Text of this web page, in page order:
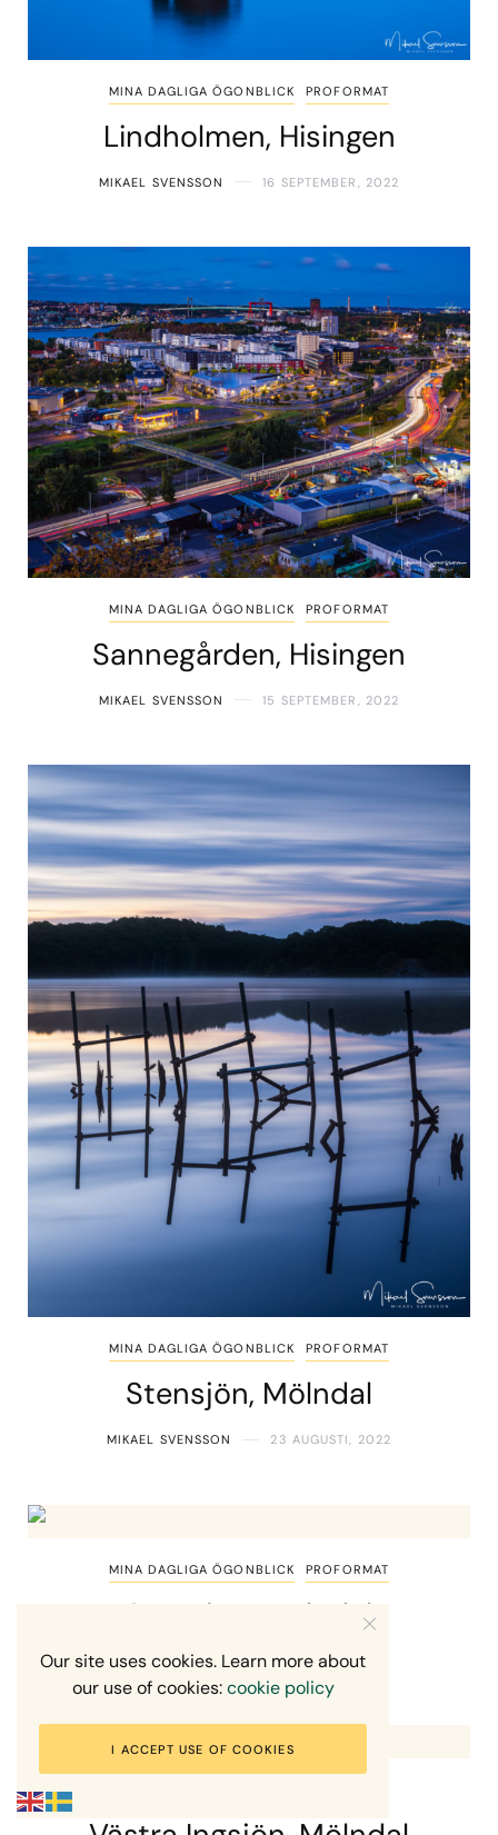
MINA DAGLIGA ÖGONBLICK PROFORMAT
Lindholmen, Hisingen
MIKAEL SVENSSON 16 SEPTEMBER, 2022
MINA DAGLIGA ÖGONBLICK PROFORMAT
Sannegården, Hisingen
MIKAEL SVENSSON 15 SEPTEMBER, 2022
MINA DAGLIGA ÖGONBLICK PROFORMAT
Stensjön, Mölndal
MIKAEL SVENSSON 23 AUGUSTI, 2022
MINA DAGLIGA ÖGONBLICK PROFORMAT
Stensjön, Mölndal
MIKAEL SVENSSON 30 MAJ, 2022
Our site uses cookies. Learn more about
our use of cookies:cookie policy
I ACCEPT USE OF COOKIES